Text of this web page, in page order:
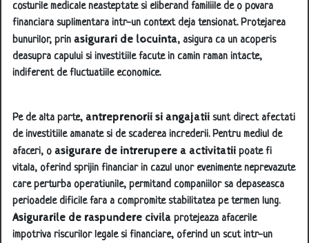
costurile medicale neasteptate si eliberand familiile de o povara
financiara suplimentara intr-un context deja tensionat. Protejarea
bunurilor, prin asigurari de locuinta, asigura ca un acoperis
deasupra capului si investitiile facute in camin raman intacte,
indiferent de fluctuatiile economice.
Pe de alta parte, antreprenorii si angajatii sunt direct afectati
de investitiile amanate si de scaderea increderii. Pentru mediul de
afaceri, o asigurare de intrerupere a activitatii poate fi
vitala, oferind sprijin financiar in cazul unor evenimente neprevazute
care perturba operatiunile, permitand companiilor sa depaseasca
perioadele dificile fara a compromite stabilitatea pe termen lung.
Asigurarile de raspundere civila protejeaza afacerile
impotriva riscurilor legale si financiare, oferind un scut intr-un